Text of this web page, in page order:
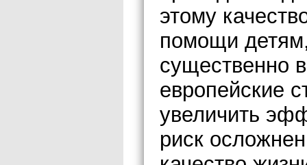
этому
помощи
существенно
европейские
увеличить
риск